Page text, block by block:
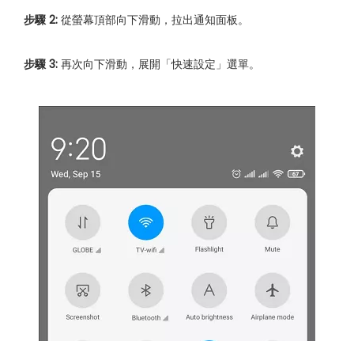
步驟 2: 從螢幕頂部向下滑動，拉出通知面板。
步驟 3: 再次向下滑動，展開「快速設定」選單。